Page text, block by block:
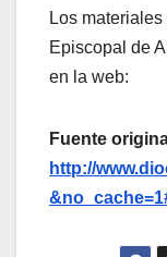
Los
Episcopal de
en la web:
Fuente
http://